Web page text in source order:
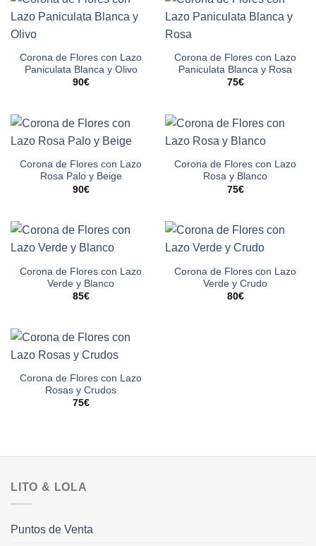
Corona de Flores con Lazo
Paniculata Blanca y Olivo
90€
Corona de Flores con Lazo
Paniculata Blanca y Rosa
75€
Corona de Flores con Lazo
Rosa Palo y Beige
90€
Corona de Flores con Lazo
Rosa y Blanco
75€
Corona de Flores con Lazo
Verde y Blanco
85€
Corona de Flores con Lazo
Verde y Crudo
80€
Corona de Flores con Lazo
Rosas y Crudos
75€
LITO & LOLA
Puntos de Venta